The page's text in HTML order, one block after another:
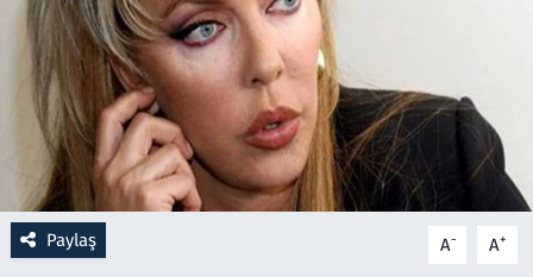
Paylaş A- A+
Rüya Tabirleri
Sağlık
Savunma Sanayi
Seçim 2023